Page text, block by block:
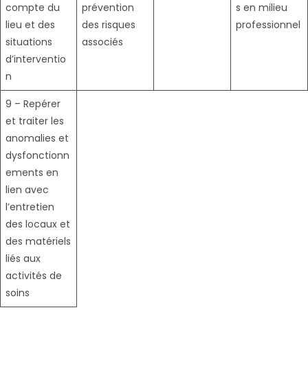
compte du
lieu et des
situations
d’interventio
n
prévention
des risques
associés
s en milieu
professionnel
9 – Repérer
et traiter les
anomalies et
dysfonctionn
ements en
lien avec
l’entretien
des locaux et
des matériels
liés aux
activités de
soins